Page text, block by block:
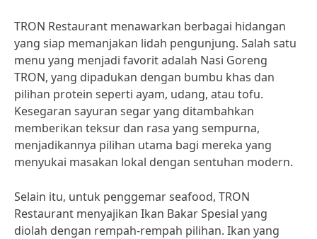
TRON Restaurant menawarkan berbagai hidangan
yang siap memanjakan lidah pengunjung. Salah satu
menu yang menjadi favorit adalah Nasi Goreng
TRON, yang dipadukan dengan bumbu khas dan
pilihan protein seperti ayam, udang, atau tofu.
Kesegaran sayuran segar yang ditambahkan
memberikan teksur dan rasa yang sempurna,
menjadikannya pilihan utama bagi mereka yang
menyukai masakan lokal dengan sentuhan modern.
Selain itu, untuk penggemar seafood, TRON
Restaurant menyajikan Ikan Bakar Spesial yang
diolah dengan rempah-rempah pilihan. Ikan yang